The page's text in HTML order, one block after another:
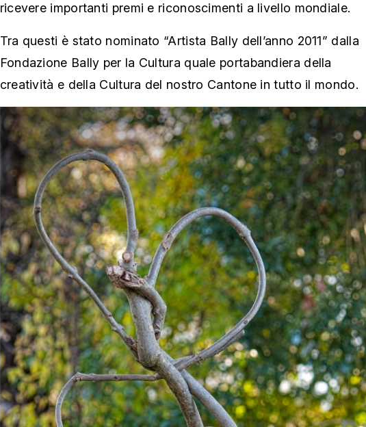
ricevere importanti premi e riconoscimenti a livello mondiale.
Tra questi è stato nominato “Artista Bally dell’anno 2011” dalla
Fondazione Bally per la Cultura quale portabandiera della
creatività e della Cultura del nostro Cantone in tutto il mondo.